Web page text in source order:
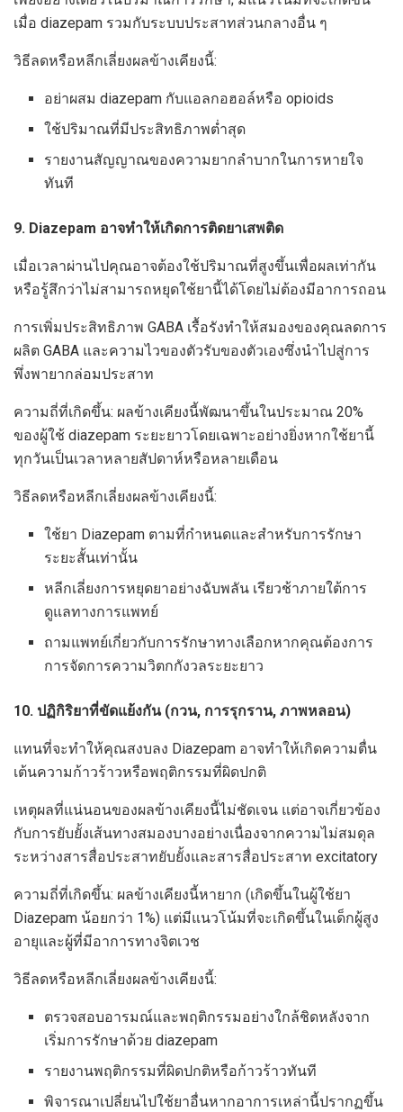
เมื่อ diazepam รวมกับระบบประสาทส่วนกลางอื่น ๆ
วิธีลดหรือหลีกเลี่ยงผลข้างเคียงนี้:
อย่าผสม diazepam กับแอลกอฮอล์หรือ opioids
ใช้ปริมาณที่มีประสิทธิภาพต่ำสุด
รายงานสัญญาณของความยากลำบากในการหายใจ
ทันที
9. Diazepam อาจทำให้เกิดการติดยาเสพติด
เมื่อเวลาผ่านไปคุณอาจต้องใช้ปริมาณที่สูงขึ้นเพื่อผลเท่ากัน
หรือรู้สึกว่าไม่สามารถหยุดใช้ยานี้ได้โดยไม่ต้องมีอาการถอน
การเพิ่มประสิทธิภาพ GABA เรื้อรังทำให้สมองของคุณลดการ
ผลิต GABA และความไวของตัวรับของตัวเองซึ่งนำไปสู่การ
พึ่งพายากล่อมประสาท
ความถี่ที่เกิดขึ้น: ผลข้างเคียงนี้พัฒนาขึ้นในประมาณ 20%
ของผู้ใช้ diazepam ระยะยาวโดยเฉพาะอย่างยิ่งหากใช้ยานี้
ทุกวันเป็นเวลาหลายสัปดาห์หรือหลายเดือน
วิธีลดหรือหลีกเลี่ยงผลข้างเคียงนี้:
ใช้ยา Diazepam ตามที่กำหนดและสำหรับการรักษา
ระยะสั้นเท่านั้น
หลีกเลี่ยงการหยุดยาอย่างฉับพลัน เรียวช้าภายใต้การ
ดูแลทางการแพทย์
ถามแพทย์เกี่ยวกับการรักษาทางเลือกหากคุณต้องการ
การจัดการความวิตกกังวลระยะยาว
10. ปฏิกิริยาที่ขัดแย้งกัน (กวน, การรุกราน, ภาพหลอน)
แทนที่จะทำให้คุณสงบลง Diazepam อาจทำให้เกิดความตื่น
เต้นความก้าวร้าวหรือพฤติกรรมที่ผิดปกติ
เหตุผลที่แน่นอนของผลข้างเคียงนี้ไม่ชัดเจน แต่อาจเกี่ยวข้อง
กับการยับยั้งเส้นทางสมองบางอย่างเนื่องจากความไม่สมดุล
ระหว่างสารสื่อประสาทยับยั้งและสารสื่อประสาท excitatory
ความถี่ที่เกิดขึ้น: ผลข้างเคียงนี้หายาก (เกิดขึ้นในผู้ใช้ยา
Diazepam น้อยกว่า 1%) แต่มีแนวโน้มที่จะเกิดขึ้นในเด็กผู้สูง
อายุและผู้ที่มีอาการทางจิตเวช
วิธีลดหรือหลีกเลี่ยงผลข้างเคียงนี้:
ตรวจสอบอารมณ์และพฤติกรรมอย่างใกล้ชิดหลังจาก
เริ่มการรักษาด้วย diazepam
รายงานพฤติกรรมที่ผิดปกติหรือก้าวร้าวทันที
พิจารณาเปลี่ยนไปใช้ยาอื่นหากอาการเหล่านี้ปรากฏขึ้น